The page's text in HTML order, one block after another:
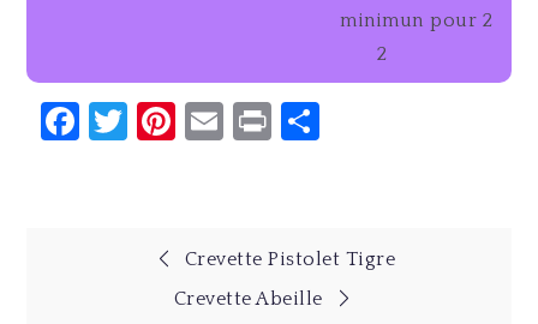
minimun
2
pour 2
Facebook
Twitter
Pinterest
EmailPrint
NavigationCrevette Pistolet Tigre
Crevette Abeille